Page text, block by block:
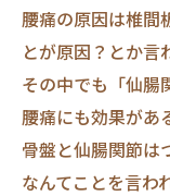
腰痛の原因は椎間
とが原因？とか言
その中でも「仙腸
腰痛にも効果があ
骨盤と仙腸関節は
なんてことを言わ